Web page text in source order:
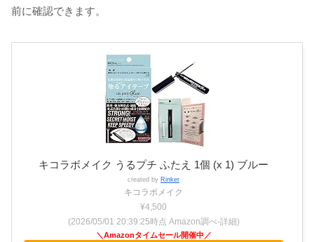
前に確認できます。
キコラボメイク うるプチ ふたえ 1個 (x 1) ブルー
created by Rinker
キコラボメイク
¥4,500
(2026/05/01 20:39:25時点 Amazon調べ-詳細)